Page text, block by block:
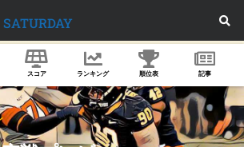
SATURDAY
スコア ランキング 順位表 記事